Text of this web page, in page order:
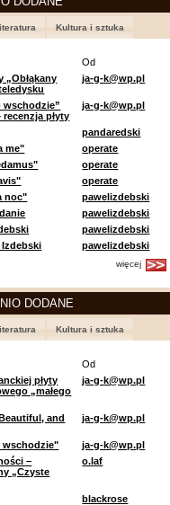
Kultura i sztuka
Od
„Obłąkany
ja-g-k@wp.pl
wschodzie”
płyty
ja-g-k@wp.pl
pandaredski
me"
operate
operate
operate
noc"
pawelizdebski
pawelizdebski
pawelizdebski
Izdebski pawelizdebski
więcej
DODANE
Kultura i sztuka
Od
płyty
„małego
ja-g-k@wp.pl
and
ja-g-k@wp.pl
wschodzie"
ja-g-k@wp.pl
–
„Czyste
o.laf
blackrose